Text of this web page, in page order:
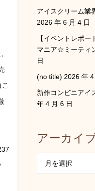
アイスクリーム業
2026 年 6 月 4 日
【イベントレポ
マニア☆ミーティ
日
(no title) 2026 年
新作コンビニアイ
年 4 月 6 日
アーカイ